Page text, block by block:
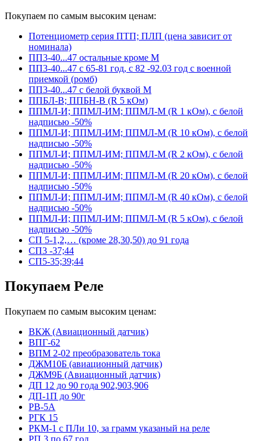
Покупаем по самым высоким ценам:
Потенциометр серия ПТП; ПЛП (цена зависит от
номинала)
ПП3-40...47 остальные кроме М
ПП3-40...47 с 65-81 год, с 82 -92.03 год с военной
приемкой (ромб)
ПП3-40...47 с белой буквой М
ППБЛ-В; ППБН-В (R 5 кОм)
ППМЛ-И; ППМЛ-ИМ; ППМЛ-М (R 1 кОм), с белой
надписью -50%
ППМЛ-И; ППМЛ-ИМ; ППМЛ-М (R 10 кОм), с белой
надписью -50%
ППМЛ-И; ППМЛ-ИМ; ППМЛ-М (R 2 кОм), с белой
надписью -50%
ППМЛ-И; ППМЛ-ИМ; ППМЛ-М (R 20 кОм), с белой
надписью -50%
ППМЛ-И; ППМЛ-ИМ; ППМЛ-М (R 40 кОм), с белой
надписью -50%
ППМЛ-И; ППМЛ-ИМ; ППМЛ-М (R 5 кОм), с белой
надписью -50%
СП 5-1,2,… (кроме 28,30,50) до 91 года
СП3 -37;44
СП5-35;39;44
Покупаем Реле
Покупаем по самым высоким ценам:
ВКЖ (Авиационный датчик)
ВПГ-62
ВПМ 2-02 преобразователь тока
ДЖМ10Б (авиационный датчик)
ДЖМ9Б (Авиационный датчик)
ДП 12 до 90 года 902,903,906
ДП-1П до 90г
РВ-5А
РГК 15
РКМ-1 с ПЛи 10, за грамм указаный на реле